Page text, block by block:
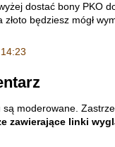
dostać bony PKO
złoto będziesz mógł
są moderowane.
zawierające linki